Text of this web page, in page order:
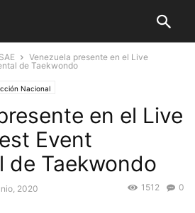
Venezuela presente en el Live
de Taekwondo
Nacional
en el Live
Event
de Taekwondo
2020 0
1512